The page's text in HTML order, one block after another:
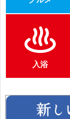
入浴